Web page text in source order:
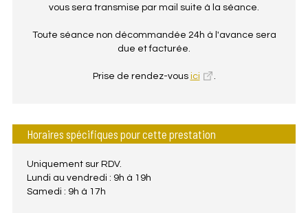
vous sera transmise par mail suite à la séance.
Toute séance non décommandée 24h à l'avance sera
due et facturée.
Prise de rendez-vous ici .
Horaires spécifiques pour cette prestation
Uniquement sur RDV.
Lundi au vendredi : 9h à 19h
Samedi : 9h à 17h